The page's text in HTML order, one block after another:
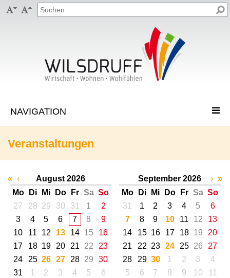
 
Veranstaltungen
« ‹
August 2026
Mo
Di Mi Do Fr Sa So
27
28 29 30 31 1
2
3
4 5 6 7 8
9
10
11 12 13 14 15
16
17
18 19 20 21 22
23
24
25 26 27 28 29
30
31
1 2 3 4 5 6
September 2026
Mo
Di Mi Do Fr Sa So
31
1 2 3 4 5
6
7
8 9 10 11 12
13
14
15 16 17 18 19
20
21
22 23 24 25 26
27
28
29 30 1 2 3
4
5
6 7 8 9 10 11
› »